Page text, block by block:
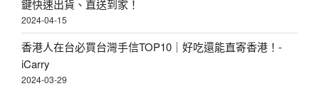
鍵快速出貨、直送到家！
2024-04-15
香港人在台必買台灣手信TOP10｜好吃還能直寄香港！-
iCarry
2024-03-29